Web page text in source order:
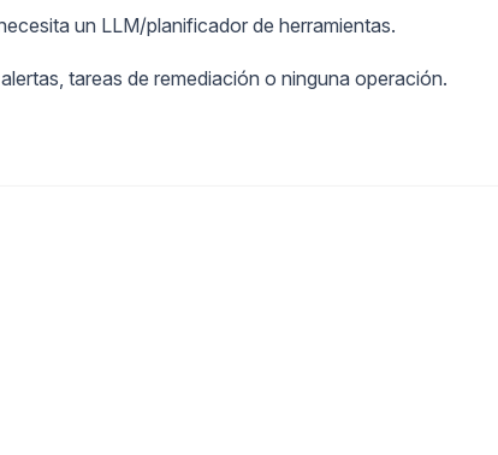
un LLM/planificador de herramientas.
tareas de remediación o ninguna operación.